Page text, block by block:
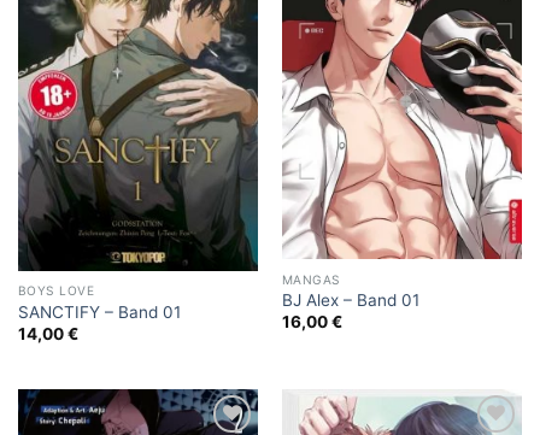
BOYS LOVE
SANCTIFY – Band 01
14,00€
MANGAS
BJ Alex – Band 01
16,00€